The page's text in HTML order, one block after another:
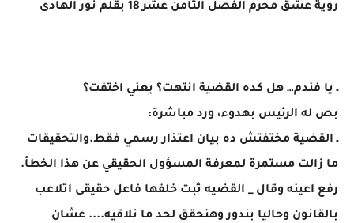
روية عشق محرم الفصل الثامن عشر 18 بقلم نور الهادى
ـ يا فندم… هل كده القضية انتهت؟ يعني اختفت؟
بص له الرئيس بهدوء، ورد مباشرة:
ـ القضية مختفتش ده بيان اعتذار رسمي فقط.والتحقيقات
ما زالت مستمرة لمعرفة المسؤول الحقيقي عن هذا الخطأ.
رفع اعينه وقال _ القضيه ثبت خلفها فاعل حقيقى اتلاعب
بالقانون وحاليا بندور وهنحقق لحد ما نلاقيه.... عشان